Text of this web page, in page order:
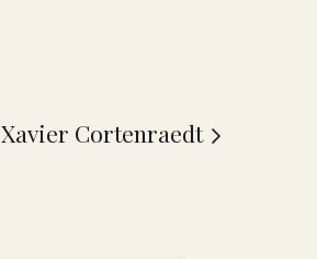
Xavier Cortenraedt